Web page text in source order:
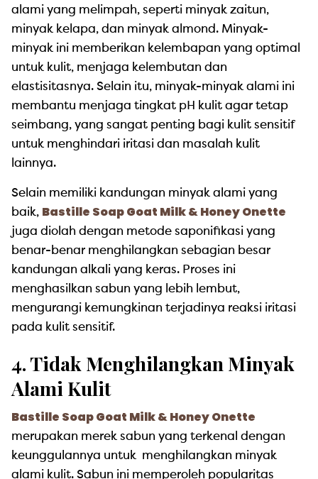
alami yang melimpah, seperti minyak zaitun,
minyak kelapa, dan minyak almond. Minyak-
minyak ini memberikan kelembapan yang optimal
untuk kulit, menjaga kelembutan dan
elastisitasnya. Selain itu, minyak-minyak alami ini
membantu menjaga tingkat pH kulit agar tetap
seimbang, yang sangat penting bagi kulit sensitif
untuk menghindari iritasi dan masalah kulit
lainnya.
Selain memiliki kandungan minyak alami yang
baik, Bastille Soap Goat Milk & Honey Onette
juga diolah dengan metode saponifikasi yang
benar-benar menghilangkan sebagian besar
kandungan alkali yang keras. Proses ini
menghasilkan sabun yang lebih lembut,
mengurangi kemungkinan terjadinya reaksi iritasi
pada kulit sensitif.
4. Tidak Menghilangkan Minyak
Alami Kulit
Bastille Soap Goat Milk & Honey Onette
merupakan merek sabun yang terkenal dengan
keunggulannya untuk menghilangkan minyak
alami kulit. Sabun ini memperoleh popularitas